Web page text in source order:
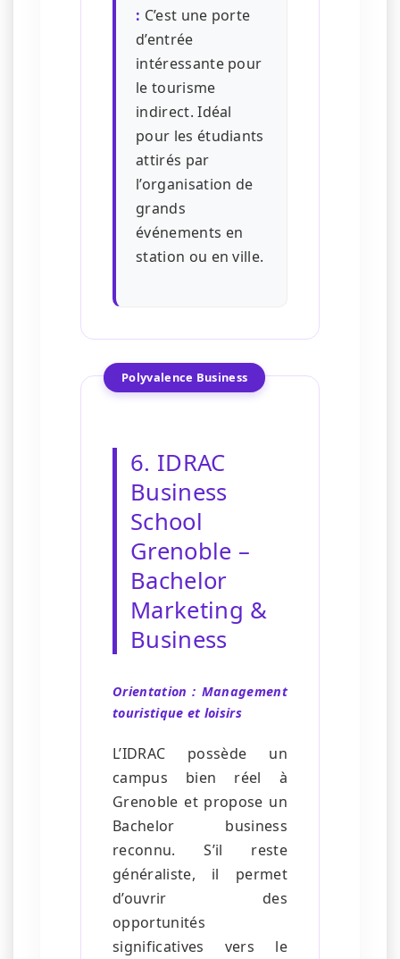
: C’est une porte
d’entrée
intéressante pour
le tourisme
indirect. Idéal
pour les étudiants
attirés par
l’organisation de
grands
événements en
station ou en ville.
Polyvalence Business
6. IDRAC
Business
School
Grenoble –
Bachelor
Marketing &
Business
Orientation : Management
touristique et loisirs
L’IDRAC possède un
campus bien réel à
Grenoble et propose un
Bachelor business
reconnu. S’il reste
généraliste, il permet
d’ouvrir des
opportunités
significatives vers le